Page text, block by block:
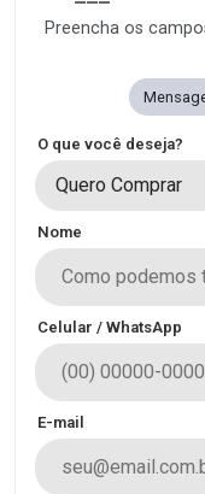
Preencha os
O que você deseja?
Quero Comprar
Nome
Celular / WhatsApp
E-mail